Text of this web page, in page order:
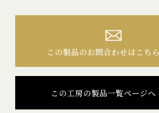
この製品のお問合わせはこちら
この工房の製品一覧ページへ